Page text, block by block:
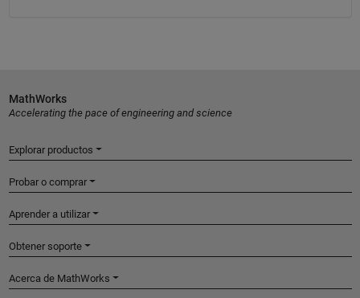
MathWorks
Accelerating the pace of engineering and science
Explorar productos
Probar o comprar
Aprender a utilizar
Obtener soporte
Acerca de MathWorks